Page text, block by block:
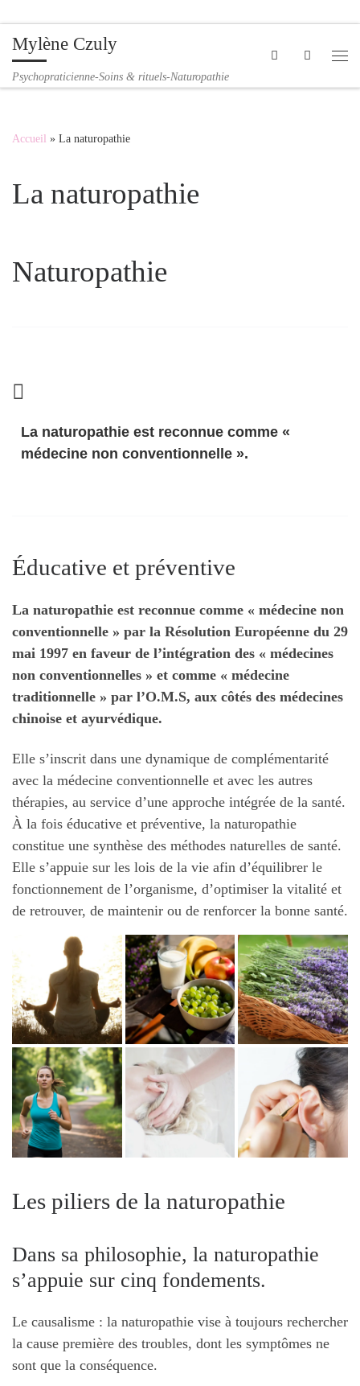
Passer au contenu
Mylène Czuly
Psychopraticienne-Soins & rituels-Naturopathie
Search
Accueil » La naturopathie
La naturopathie
Naturopathie
La naturopathie est reconnue comme «
médecine non conventionnelle ».
Éducative et préventive
La naturopathie est reconnue comme « médecine non
conventionnelle » par la Résolution Européenne du 29
mai 1997 en faveur de l’intégration des « médecines
non conventionnelles » et comme « médecine
traditionnelle » par l’O.M.S, aux côtés des médecines
chinoise et ayurvédique.
Elle s’inscrit dans une dynamique de complémentarité
avec la médecine conventionnelle et avec les autres
thérapies, au service d’une approche intégrée de la santé.
À la fois éducative et préventive, la naturopathie
constitue une synthèse des méthodes naturelles de santé.
Elle s’appuie sur les lois de la vie afin d’équilibrer le
fonctionnement de l’organisme, d’optimiser la vitalité et
de retrouver, de maintenir ou de renforcer la bonne santé.
Les piliers de la naturopathie
Dans sa philosophie, la naturopathie
s’appuie sur cinq fondements.
Le causalisme : la naturopathie vise à toujours rechercher
la cause première des troubles, dont les symptômes ne
sont que la conséquence.